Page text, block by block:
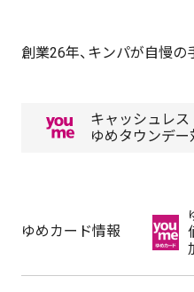
創業26年、キンパが自慢の
キャッシュレス
ゆめタウンデ
ゆめカード情報